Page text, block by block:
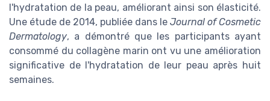
l'hydratation de la peau, améliorant ainsi son élasticité.
Une étude de 2014, publiée dans le Journal of Cosmetic
Dermatology, a démontré que les participants ayant
consommé du collagène marin ont vu une amélioration
significative de l'hydratation de leur peau après huit
semaines.